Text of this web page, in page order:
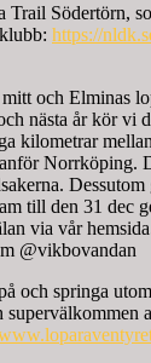
Södertörn,
https://
och Elminas
nästa år kör vi
kilometrar
Norrköping.
till den 31 dec
via vår
@vikbovandan
och springa